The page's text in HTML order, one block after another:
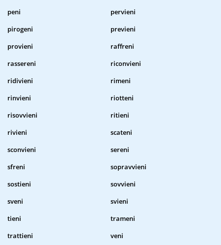
peni
pervieni
pirogeni
previeni
provieni
raffreni
rassereni
riconvieni
ridivieni
rimeni
rinvieni
riotteni
risovvieni
ritieni
rivieni
scateni
sconvieni
sereni
sfreni
sopravvieni
sostieni
sovvieni
sveni
svieni
tieni
trameni
trattieni
veni